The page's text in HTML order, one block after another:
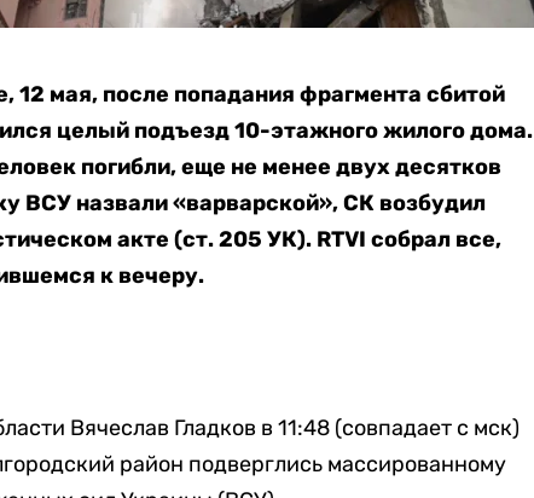
12 мая, после попадания фрагмента сбитой
целый подъезд 10-этажного жилого дома.
погибли, еще не менее двух десятков
ВСУ назвали «варварской», СК возбудил
акте (ст. 205 УК). RTVI собрал все,
к вечеру.
Вячеслав Гладков в 11:48 (совпадает с мск)
район подверглись массированному